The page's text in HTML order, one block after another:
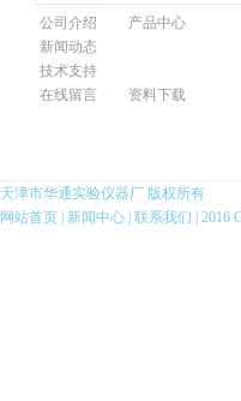
公司介绍
产品中心
新闻动态
技术支持
在线留言
资料下载
天津市华通实验仪器厂 版权所有
网站首页
新闻中心 联系我们 | 2016